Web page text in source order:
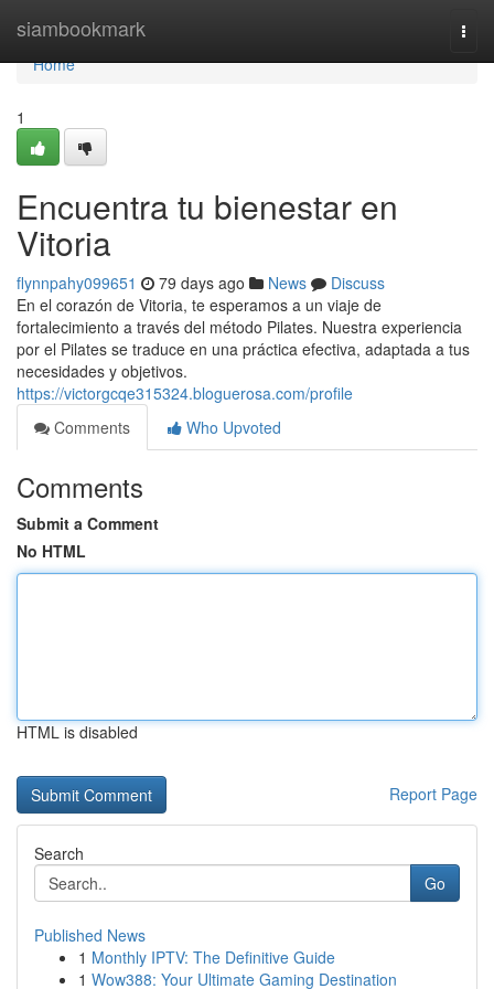
siambookmark
Home
Home
1
Encuentra tu bienestar en
Vitoria
flynnpahy099651 79 days ago News
Discuss
En el corazón de Vitoria, te esperamos a un viaje de
fortalecimiento a través del método Pilates. Nuestra experiencia
por el Pilates se traduce en una práctica efectiva, adaptada a tus
necesidades y objetivos.
https://victorgcqe315324.bloguerosa.com/profile
Comments
Who Upvoted
Comments
Submit a Comment
No HTML
HTML is disabled
Report Page
Search
Go
Published News
1 Monthly IPTV: The Definitive Guide
1 Wow388: Your Ultimate Gaming Destination